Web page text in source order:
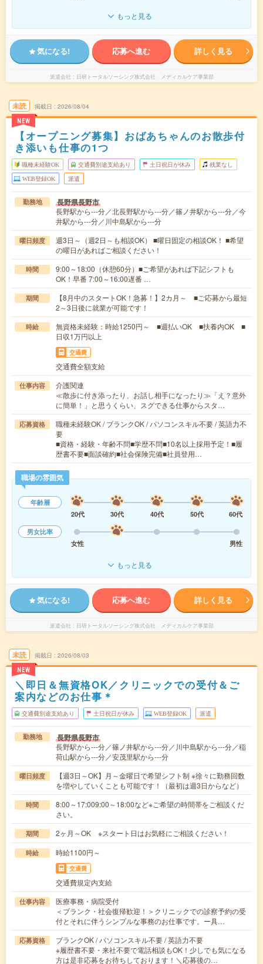
もっと見る
気になる! 応募へ進む 詳しく見る
派遣会社 日研トータルソーシング株式会社 メディカルケア事業部
未読
NEW
掲載日 2026/08/04
【オープニング募集】おばあちゃんのお散歩付
き添いも仕事の1つ
職種未経験OK 交通費別途支給あり 土日祝日が休み 残業なし
WEB登録OK 派遣
勤務地 長野県長野市
長野駅から---分／北長野駅から---分／篠ノ井駅から---分／今
井駅から---分／川中島駅から---分
曜日頻度
週3日～（週2日～も相談OK） ■曜日固定の相談OK！ ■希望
の曜日があればご相談ください！
時間
9:00～18:00（休憩60分）■ご希望があれば下記シフトも
OK！早番 7:00～16:00遅番 …
期間
【8月中のスタートOK！急募！】2カ月～ ■ご応募から最短
2～3日後に就業が可能です！
時給
無資格未経験：時給1250円～ ■週払いOK ■扶養内OK ■
日収1万円以上
交通費
交通費全額支給
仕事内容
介護関連
≪散歩に付き添ったり、お話し相手になったり≫「え？意外
に簡単！」と思うくらい、スグできる仕事からスタ…
応募資格
職種未経験OK / ブランクOK / パソコンスキル不要 / 英語力不
要
■資格・経験・年齢不問■学歴不問■10名以上採用予定！■履
歴書不要■面談確約■社会保険完備■社員登用…
職場の雰囲気
年齢層
20代
30代 40代 50代
60代
男女比率
女性
男性
もっと見る
気になる! 応募へ進む 詳しく見る
派遣会社 日研トータルソーシング株式会社 メディカルケア事業部
未読
NEW
掲載日 2026/08/03
＼即日＆無資格OK／クリニックでの受付＆ご
案内などのお仕事＊
交通費別途支給あり 土日祝日が休み WEB登録OK 派遣
勤務地 長野県長野市
長野駅から---分／篠ノ井駅から---分／川中島駅から---分／稲
荷山駅から---分／安茂里駅から---分
曜日頻度
【週3日～OK】月～金曜日で希望シフト制 ※徐々に勤務回数
を増やしていくことも可能です！（最初は週3日からなど）
時間
8:00～17:009:00～18:00など※ご希望の時間帯をご相談くだ
さい。
期間 2ヶ月～OK ※スタート日はお気軽にご相談ください！
時給 時給1100円～
交通費
交通費規定内支給
仕事内容
医療事務・病院受付
＜ブランク・社会復帰歓迎！＞クリニックでの診察予約の受
付とそれに伴うシンプルな事務のお仕事です。ー具…
応募資格
ブランクOK / パソコンスキル不要 / 英語力不要
※履歴書不要・来社不要で電話相談もOK！少しでも気になる
方は是非応募をお待ちしております！＼応募後の…